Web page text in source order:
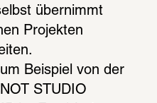
übernimmt
Projekten
Beispiel von der
STUDIO